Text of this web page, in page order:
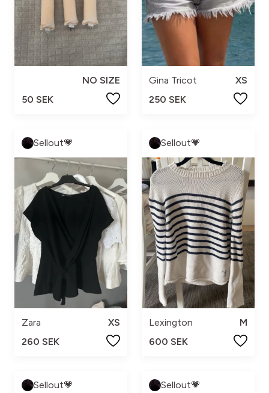
NO SIZE
50 SEK
Gina Tricot
XS
250 SEK
Sellout💗
Zara
XS
260 SEK
Sellout💗
Lexington
M
600 SEK
Sellout💗 Sellout💗